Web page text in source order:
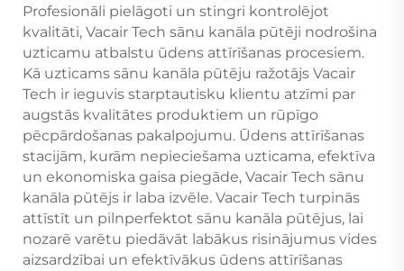
Profesionāli pielāgoti un stingri kontrolējot
kvalitāti, Vacair Tech sānu kanāla pūtēji nodrošina
uzticamu atbalstu ūdens attīrīšanas procesiem.
Kā uzticams sānu kanāla pūtēju ražotājs Vacair
Tech ir ieguvis starptautisku klientu atzīmi par
augstās kvalitātes produktiem un rūpīgo
pēcpārdošanas pakalpojumu. Ūdens attīrīšanas
stacijām, kurām nepieciešama uzticama, efektīva
un ekonomiska gaisa piegāde, Vacair Tech sānu
kanāla pūtējs ir laba izvēle. Vacair Tech turpinās
attīstīt un pilnperfektot sānu kanāla pūtējus, lai
nozarē varētu piedāvāt labākus risinājumus vides
aizsardzībai un efektīvākus ūdens attīrīšanas